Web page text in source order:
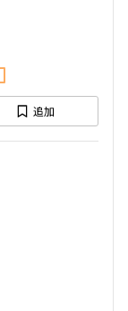
追加